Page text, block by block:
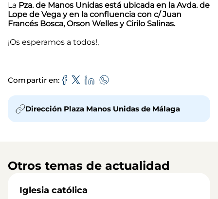
La Pza. de Manos Unidas está ubicada en la Avda. de
Lope de Vega y en la confluencia con c/ Juan
Francés Bosca, Orson Welles y Cirilo Salinas.
¡Os esperamos a todos!,
Compartir en
Dirección Plaza Manos Unidas de Málaga
Otros temas de actualidad
Iglesia católica